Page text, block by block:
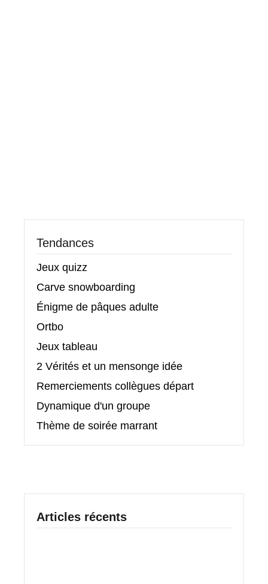
Tendances
Jeux quizz
Carve snowboarding
Énigme de pâques adulte
Ortbo
Jeux tableau
2 Vérités et un mensonge idée
Remerciements collègues départ
Dynamique d'un groupe
Thème de soirée marrant
Articles récents